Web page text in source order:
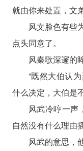
就由你来处置，文
风文脸色有些
点头同意了。
风秦歌深邃的
“既然大伯认
什么决定，大伯是
风武冷哼一声
自然没有什么理由
风武的意思，